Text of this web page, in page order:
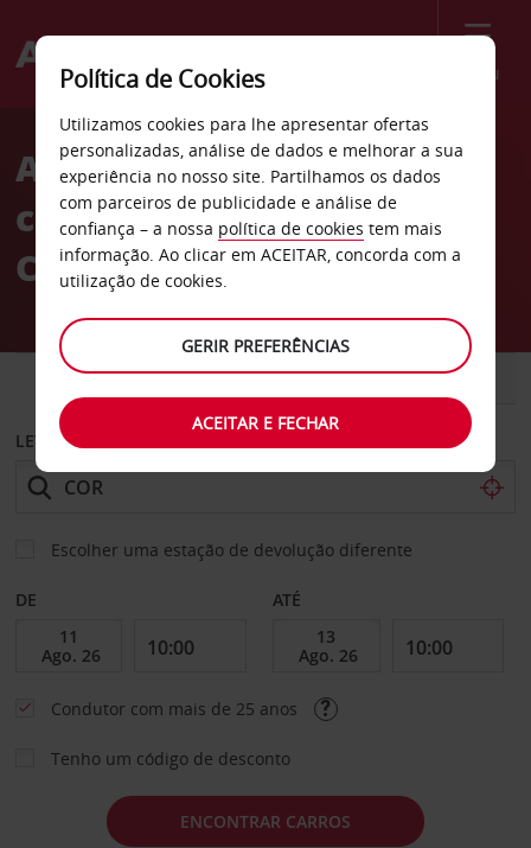
Menu
Welcome
AvisAluguer de
carros Aeroporto Local de
Córdoba
CARRO COMERCIAIS
LEVANTAR EM
Escolher uma estação de devolução diferente
DE ATÉ
Condutor com mais de 25 anos
Tenho um código de desconto
ENCONTRAR CARROS
Política de Cookies
Utilizamos cookies para lhe apresentar ofertas
personalizadas, análise de dados e melhorar a sua
experiência no nosso site. Partilhamos os dados
com parceiros de publicidade e análise de
confiança – a nossa política de cookies tem mais
informação. Ao clicar em ACEITAR, concorda com a
utilização de cookies.
GERIR PREFERÊNCIAS
ACEITAR E FECHAR